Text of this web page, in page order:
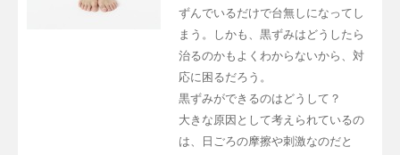
ずんでいるだけで台無しになってし
まう。しかも、黒ずみはどうしたら
治るのかもよくわからないから、対
応に困るだろう。
黒ずみができるのはどうして？
大きな原因として考えられているの
は、日ごろの摩擦や刺激なのだと